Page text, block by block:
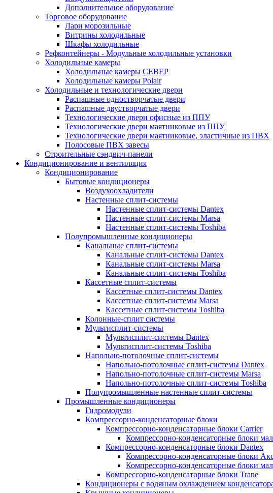
Дополнительное оборудование
Торговое оборудование
Лари морозильные
Витрины холодильные
Шкафы холодильные
Рефконтейнеры - Модульные холодильные установки
Холодильные камеры
Холодильные камеры СЕВЕР
Холодильные камеры Polair
Холодильные и технологические двери
Распашные одностворчатые двери
Распашные двустворчатые двери
Технологические двери офисные из ППУ
Технологические двери маятниковые из ППУ
Технологические двери маятниковые, эластичные из ПВХ
Полосовые ПВХ завесы
Строительные сэндвич-панели
Кондиционирование и вентиляция
Кондиционирование
Бытовые кондиционеры
Воздухоохладители
Настенные сплит-системы
Настенные сплит-системы Dantex
Настенные сплит-системы Marsa
Настенные сплит-системы Toshiba
Полупромышленные кондиционеры
Канальные сплит-системы
Канальные сплит-системы Dantex
Канальные сплит-системы Marsa
Канальные сплит-системы Toshiba
Кассетные сплит-системы
Кассетные сплит-системы Dantex
Кассетные сплит-системы Marsa
Кассетные сплит-системы Toshiba
Колонные-сплит системы
Мультисплит-системы
Мультисплит-системы Dantex
Мультисплит-системы Toshiba
Напольно-потолочные сплит-системы
Напольно-потолочные сплит-системы Dantex
Напольно-потолочные сплит-системы Marsa
Напольно-потолочные сплит-системы Toshiba
Полупромышленные настенные сплит-системы
Промышленные кондиционеры
Гидромодули
Компрессорно-конденсаторные блоки
Компрессорно-конденсаторные блоки Carrier
Компрессорно-конденсаторные блоки
Компрессорно-конденсаторные блоки Dantex
Компрессорно-конденсаторные блоки
Компрессорно-конденсаторные блоки
Компрессорно-конденсаторные блоки Trane
Кондиционеры с водяным охлаждением